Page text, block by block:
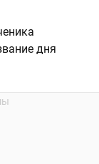
дня